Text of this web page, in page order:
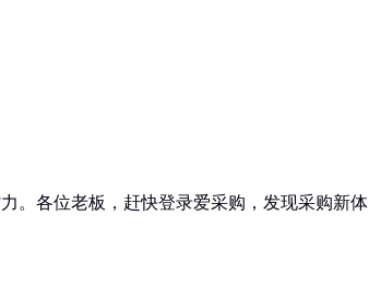
。各位老板，赶快登录爱采购，发现采购新体